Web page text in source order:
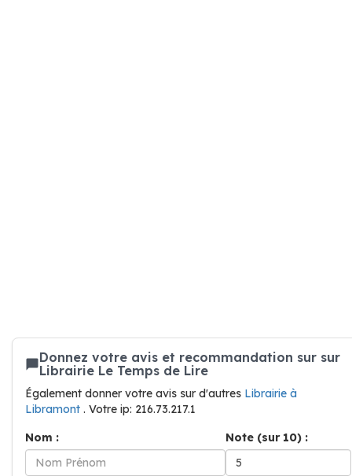
Donnez votre avis et recommandation sur sur
Librairie Le Temps de Lire
Également donner votre avis sur d'autres Librairie à
Libramont . Votre ip: 216.73.217.1
Nom :
Note (sur 10) :